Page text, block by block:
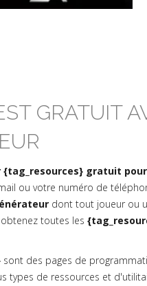
GRATUIT
gratuit pour
ou votre numéro de
dont tout joueur ou
toutes les
sont des pages de
de ressources et